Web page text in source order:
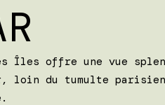
Îles offre une vue
loin du tumulte